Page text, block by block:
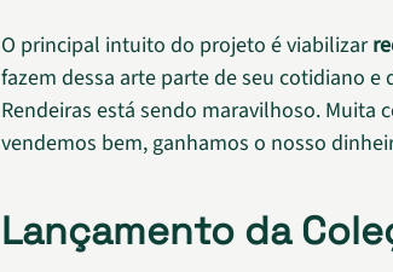
O principal intuito do projeto é viabilizar
fazem dessa arte parte de seu cotidiano e
Rendeiras está sendo maravilhoso. Muita
vendemos bem, ganhamos o nosso
Lançamento da